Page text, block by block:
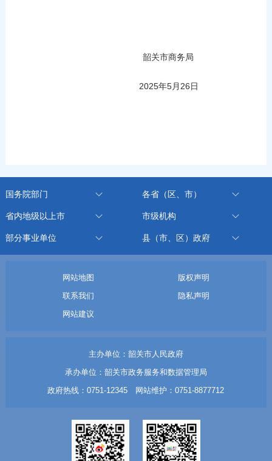
韶关市商务局
2025年5月26日
国务院部门 各省（区、市）
省内地级以上市 市级机构
部分事业单位 县（市、区）政府
网站地图
版权声明
联系我们
隐私声明
网站建议
主办单位：韶关市人民政府
承办单位：韶关市政务服务和数据管理局
政府热线：0751-12345 网站维护：0751-8877712